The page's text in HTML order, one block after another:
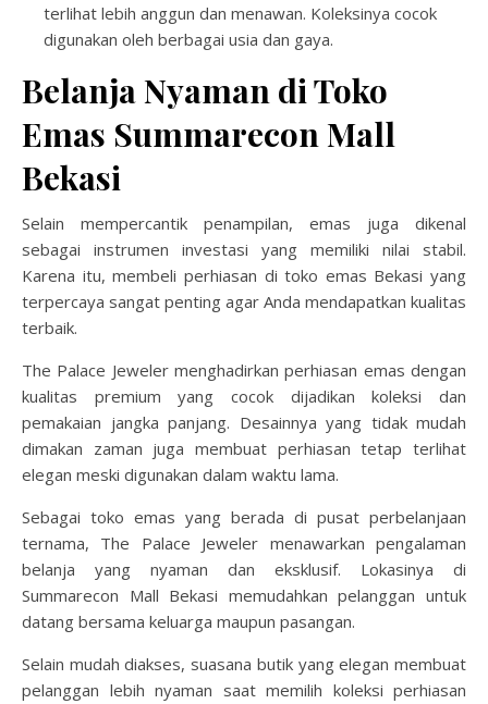
terlihat lebih anggun dan menawan. Koleksinya cocok
digunakan oleh berbagai usia dan gaya.
Belanja Nyaman di Toko
Emas Summarecon Mall
Bekasi
Selain mempercantik penampilan, emas juga dikenal
sebagai instrumen investasi yang memiliki nilai stabil.
Karena itu, membeli perhiasan di toko emas Bekasi yang
terpercaya sangat penting agar Anda mendapatkan kualitas
terbaik.
The Palace Jeweler menghadirkan perhiasan emas dengan
kualitas premium yang cocok dijadikan koleksi dan
pemakaian jangka panjang. Desainnya yang tidak mudah
dimakan zaman juga membuat perhiasan tetap terlihat
elegan meski digunakan dalam waktu lama.
Sebagai toko emas yang berada di pusat perbelanjaan
ternama, The Palace Jeweler menawarkan pengalaman
belanja yang nyaman dan eksklusif. Lokasinya di
Summarecon Mall Bekasi memudahkan pelanggan untuk
datang bersama keluarga maupun pasangan.
Selain mudah diakses, suasana butik yang elegan membuat
pelanggan lebih nyaman saat memilih koleksi perhiasan